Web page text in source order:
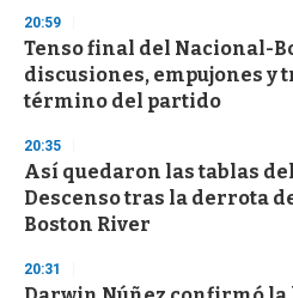
20:59
Tenso final del Nacional-
discusiones, empujones y
término del partido
20:35
Así quedaron las tablas
Descenso tras la derrota
Boston River
20:31